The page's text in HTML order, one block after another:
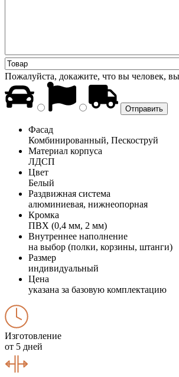
Пожалуйста, докажите, что вы человек,
Фасад
Комбинированный, Пескоструй
Материал корпуса
ЛДСП
Цвет
Белый
Раздвижная система
алюминиевая, нижнеопорная
Кромка
ПВХ (0,4 мм, 2 мм)
Внутреннее наполнение
на выбор (полки, корзины, штанги)
Размер
индивидуальный
Цена
указана за базовую комплектацию
Изготовление
от 5 дней